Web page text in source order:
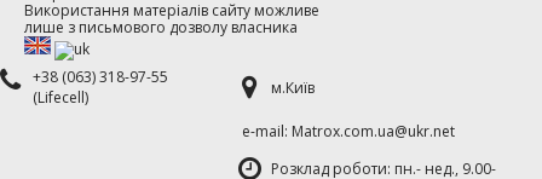
Використання матеріалів сайту можливе
лише з письмового дозволу власника
+38 (063) 318-97-55
(Lifecell)
м.Київ
е-mаil: Matrox.com.ua@ukr.net
Розклад роботи: пн.- нед., 9.00-